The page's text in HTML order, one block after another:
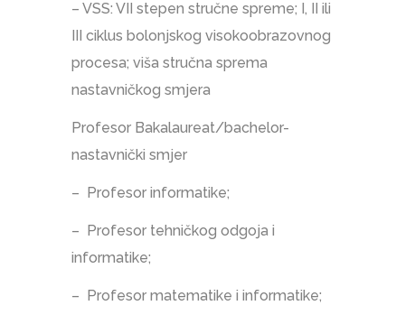
– VSS: VII stepen stručne spreme; I, II ili
III ciklus bolonjskog visokoobrazovnog
procesa; viša stručna sprema
nastavničkog smjera
Profesor Bakalaureat/bachelor-
nastavnički smjer
– Profesor informatike;
– Profesor tehničkog odgoja i
informatike;
– Profesor matematike i informatike;